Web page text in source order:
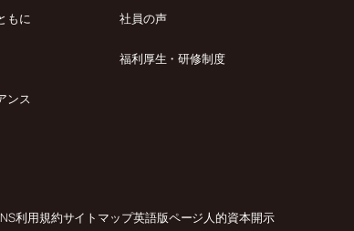
もに
ンス
社員の声
福利厚生・研修制度
利用規約サイトマップ英語版ページ人的資本開示